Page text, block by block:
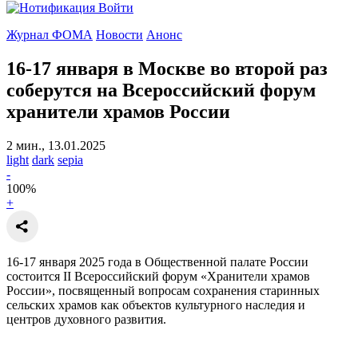
Войти
Журнал ФОМА Новости Анонс
16-17 января в Москве во второй раз
соберутся на Всероссийский форум
хранители храмов России
2 мин., 13.01.2025
light dark sepia
-
100%
+
16-17 января 2025 года в Общественной палате России
состоится II Всероссийский форум «Хранители храмов
России», посвященный вопросам сохранения старинных
сельских храмов как объектов культурного наследия и
центров духовного развития.